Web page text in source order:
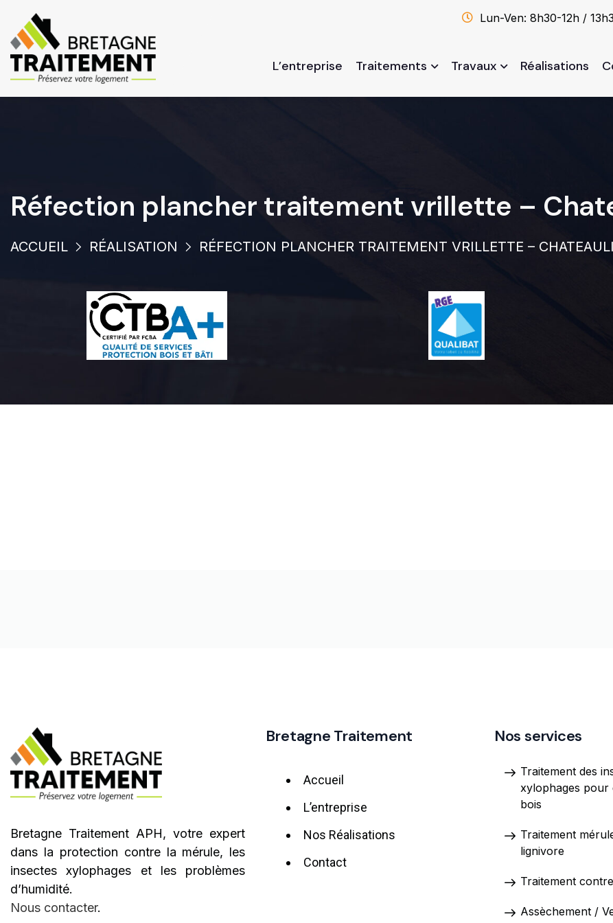
Lun-Ven: 8h30-12h /
L’entreprise Traitements Travaux Réalisations
Réfection plancher traitement vrillette –
ACCUEIL RÉALISATION RÉFECTION PLANCHER TRAITEMENT VRILLETTE –
Bretagne Traitement APH, votre expert
dans la protection contre la mérule, les
insectes xylophages et les problèmes
d’humidité.
Nous contacter.
Bretagne Traitement
Accueil
L’entreprise
Nos Réalisations
Contact
Nos services
Traitement des
xylophages pour
bois
Traitement
lignivore
Traitement
Assèchement /